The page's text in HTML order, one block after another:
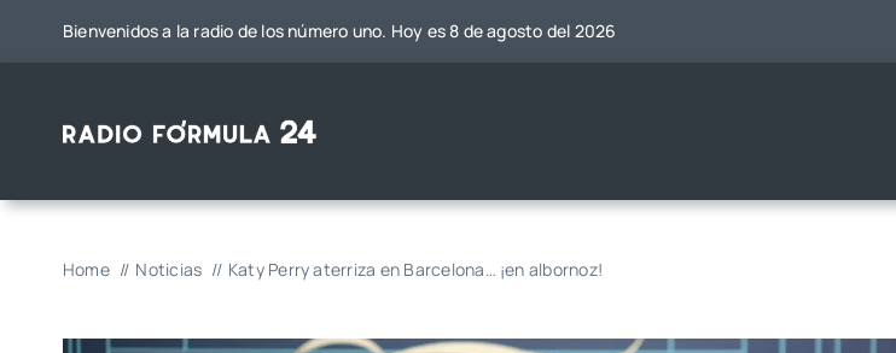
Bienvenidos a la radio de los número uno. Hoy es 8 de agosto del 2026
Home Noticias Katy Perry aterriza en Barcelona… ¡en albornoz!